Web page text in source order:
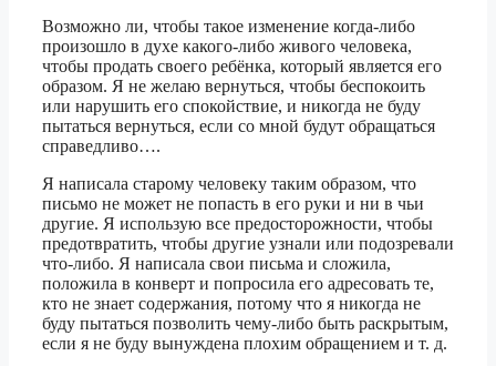
Возможно ли, чтобы такое изменение когда-либо
произошло в духе какого-либо живого человека,
чтобы продать своего ребёнка, который является его
образом. Я не желаю вернуться, чтобы беспокоить
или нарушить его спокойствие, и никогда не буду
пытаться вернуться, если со мной будут обращаться
справедливо….
Я написала старому человеку таким образом, что
письмо не может не попасть в его руки и ни в чьи
другие. Я использую все предосторожности, чтобы
предотвратить, чтобы другие узнали или подозревали
что-либо. Я написала свои письма и сложила,
положила в конверт и попросила его адресовать те,
кто не знает содержания, потому что я никогда не
буду пытаться позволить чему-либо быть раскрытым,
если я не буду вынуждена плохим обращением и т. д.